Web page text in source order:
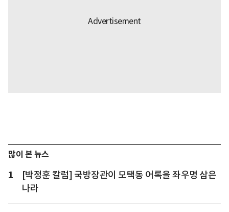
많이 본 뉴스
1
[박정훈 칼럼] 국방장관이 모택동 어록을 좌우명 삼은
나라